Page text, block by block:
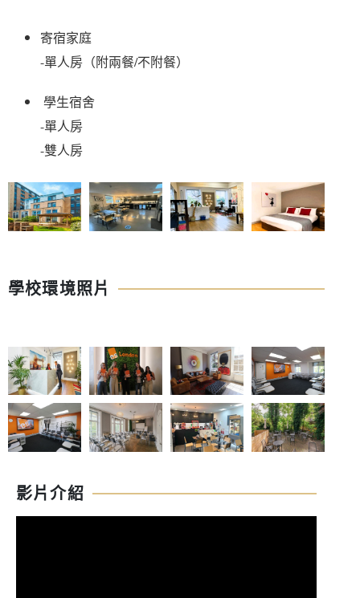
寄宿家庭
-單人房（附兩餐/不附餐）
學生宿舍
-單人房
-雙人房
學校環境照片
影片介紹